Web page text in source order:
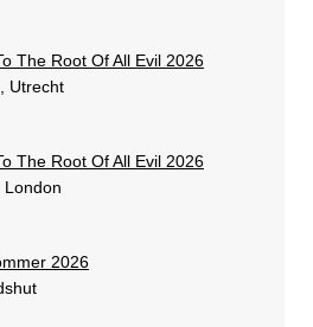
The Root Of All Evil 2026
, Utrecht
The Root Of All Evil 2026
, London
2026